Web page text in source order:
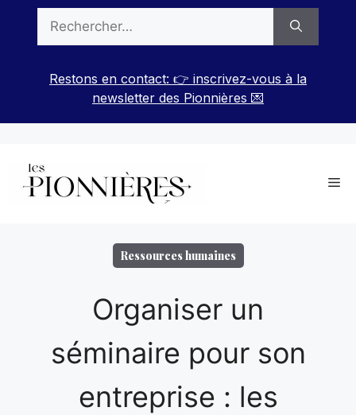
contenu
Restons en contact: 👉 inscrivez-vous à la
newsletter des Pionnières 💌
Ressources humaines
Organiser un
séminaire pour son
entreprise : les